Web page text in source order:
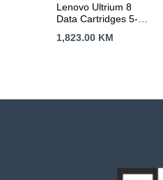
Lenovo Ultrium 8
Data Cartridges 5-
1,823.00 KM